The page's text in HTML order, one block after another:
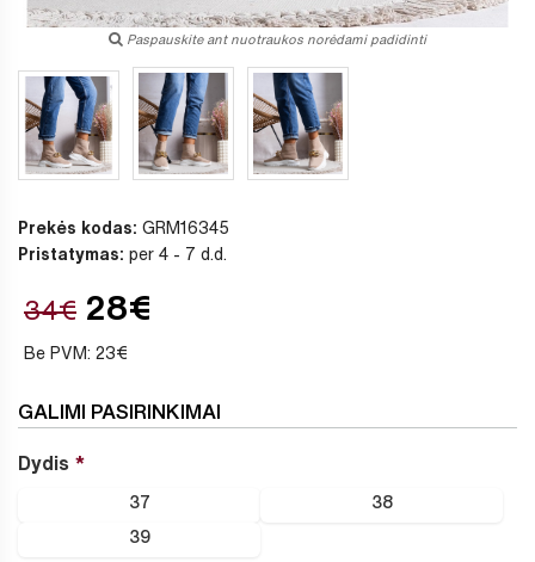
Paspauskite ant nuotraukos norėdami padidinti
Prekės kodas: GRM16345
Pristatymas: per 4 - 7 d.d.
34€ 28€
Be PVM: 23€
GALIMI PASIRINKIMAI
Dydis
37 38
39